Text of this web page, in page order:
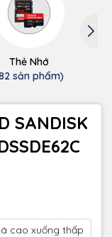
Thẻ Nhớ
sản phẩm)
SANDISK
cao xuống thấp